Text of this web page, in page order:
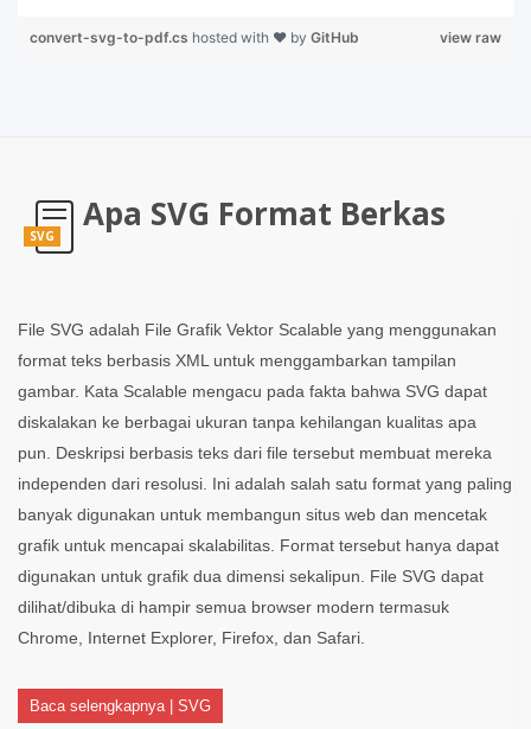
view raw
convert-svg-to-pdf.cs hosted with ❤ by GitHub
SVG
Apa SVG Format Berkas
File SVG adalah File Grafik Vektor Scalable yang menggunakan
format teks berbasis XML untuk menggambarkan tampilan
gambar. Kata Scalable mengacu pada fakta bahwa SVG dapat
diskalakan ke berbagai ukuran tanpa kehilangan kualitas apa
pun. Deskripsi berbasis teks dari file tersebut membuat mereka
independen dari resolusi. Ini adalah salah satu format yang paling
banyak digunakan untuk membangun situs web dan mencetak
grafik untuk mencapai skalabilitas. Format tersebut hanya dapat
digunakan untuk grafik dua dimensi sekalipun. File SVG dapat
dilihat/dibuka di hampir semua browser modern termasuk
Chrome, Internet Explorer, Firefox, dan Safari.
Baca selengkapnya | SVG